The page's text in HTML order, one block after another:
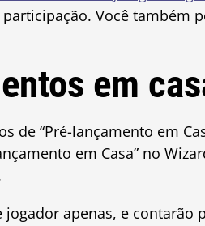
Você também
em
de “Pré-lançamento em
em Casa” no
jogador apenas, e